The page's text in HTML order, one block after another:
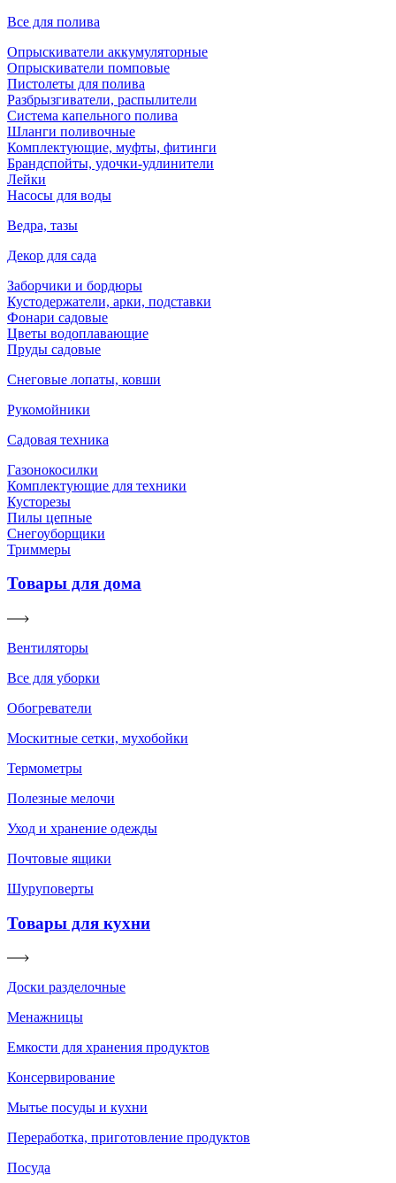
Все для полива
Опрыскиватели аккумуляторные
Опрыскиватели помповые
Пистолеты для полива
Разбрызгиватели, распылители
Система капельного полива
Шланги поливочные
Комплектующие, муфты, фитинги
Брандспойты, удочки-удлинители
Лейки
Насосы для воды
Ведра, тазы
Декор для сада
Заборчики и бордюры
Кустодержатели, арки, подставки
Фонари садовые
Цветы водоплавающие
Пруды садовые
Снеговые лопаты, ковши
Рукомойники
Садовая техника
Газонокосилки
Комплектующие для техники
Кусторезы
Пилы цепные
Снегоуборщики
Триммеры
Товары для дома
Вентиляторы
Все для уборки
Обогреватели
Москитные сетки, мухобойки
Термометры
Полезные мелочи
Уход и хранение одежды
Почтовые ящики
Шуруповерты
Товары для кухни
Доски разделочные
Менажницы
Емкости для хранения продуктов
Консервирование
Мытье посуды и кухни
Переработка, приготовление продуктов
Посуда